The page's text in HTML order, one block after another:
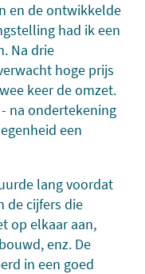
en de ontwikkelde
had ik een
Na drie
hoge prijs
keer de omzet.
na ondertekening
een
lang voordat
de cijfers die
op elkaar aan,
enz. De
in een goed